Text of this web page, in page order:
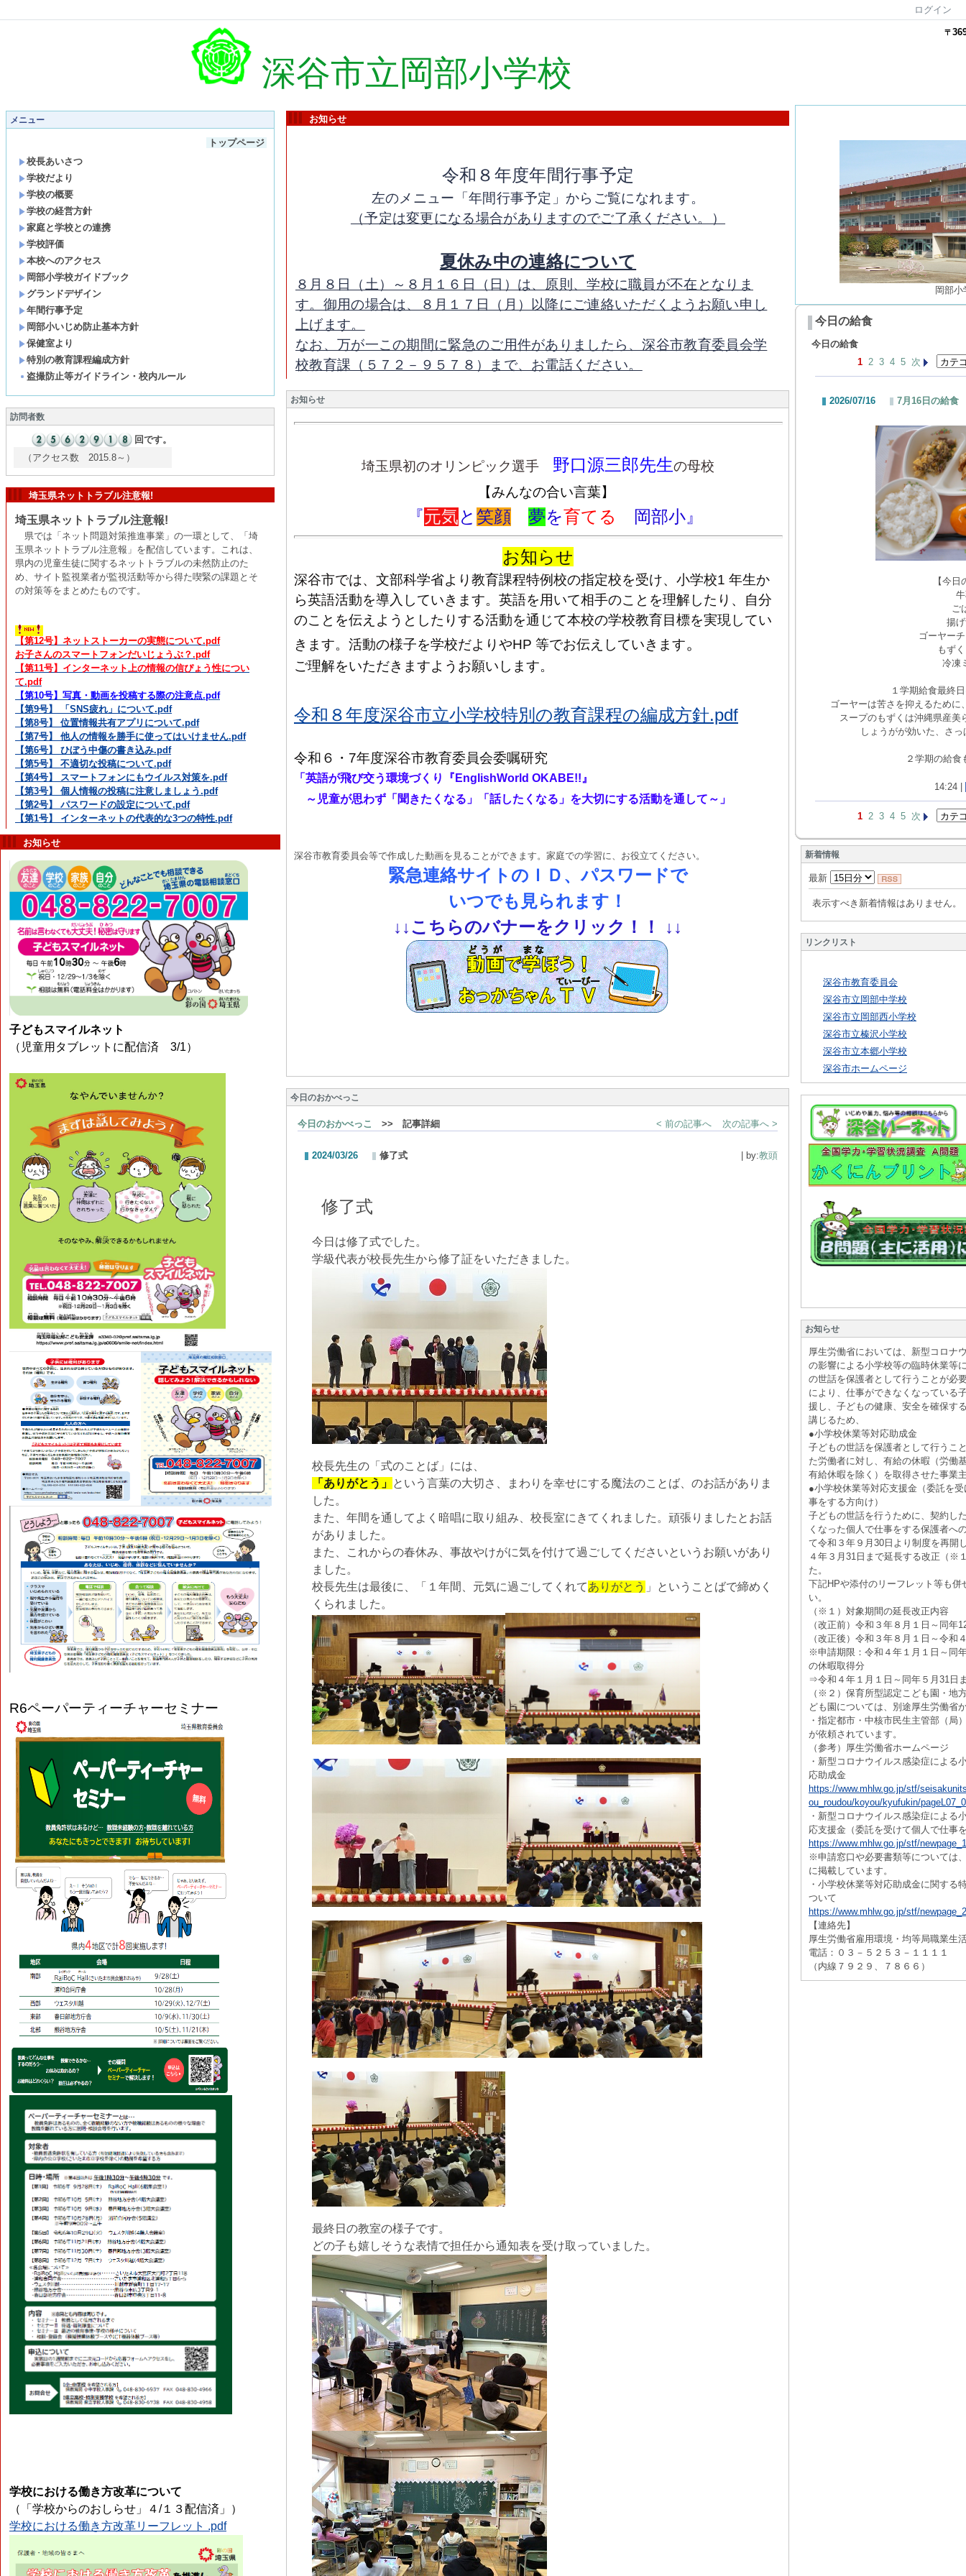
ログイン
深谷市立岡部小学校
〒
メニュー
トップページ
校長あいさつ
学校だより
学校の概要
学校の経営方針
家庭と学校との連携
学校評価
本校へのアクセス
岡部小学校ガイドブック
グランドデザイン
年間行事予定
岡部小いじめ防止基本方針
保健室より
特別の教育課程編成方針
盗撮防止等ガイドライン・校内ルール
訪問者数
回です。
（アクセス数 2015.8～）
埼玉県ネットトラブル注意報!
埼玉県ネットトラブル注意報!
県では「ネット問題対策推進事業」の一環として、「埼
玉県ネットトラブル注意報」を配信しています。これは、
県内の児童生徒に関するネットトラブルの未然防止のた
め、サイト監視業者が監視活動等から得た喫緊の課題とそ
の対策等をまとめたものです。
【第12号】ネットストーカーの実態について.pdf
お子さんのスマートフォンだいじょうぶ？.pdf
【第11号】インターネット上の情報の信ぴょう性につい
て.pdf
【第10号】写真・動画を投稿する際の注意点.pdf
【第9号】 「SNS疲れ」について.pdf
【第8号】 位置情報共有アプリについて.pdf
【第7号】 他人の情報を勝手に使ってはいけません.pdf
【第6号】 ひぼう中傷の書き込み.pdf
【第5号】 不適切な投稿について.pdf
【第4号】 スマートフォンにもウイルス対策を.pdf
【第3号】 個人情報の投稿に注意しましょう.pdf
【第2号】 パスワードの設定について.pdf
【第1号】 インターネットの代表的な3つの特性.pdf
お知らせ
子どもスマイルネット
（児童用タブレットに配信済 3/1）
R6ペーパーティーチャーセミナー
学校における働き方改革について
（「学校からのおしらせ」４/１３配信済」）
学校における働き方改革リーフレット .pdf
お知らせ
令和８年度年間行事予定
左のメニュー「年間行事予定」からご覧になれます。
（予定は変更になる場合がありますのでご了承ください。）
夏休み中の連絡について
８月８日（土）～８月１６日（日）は、原則、学校に職員が不在となりま
す。御用の場合は、８月１７日（月）以降にご連絡いただくようお願い申し
上げます。
なお、万が一この期間に緊急のご用件がありましたら、深谷市教育委員会学
校教育課（５７２－９５７８）まで、お電話ください。
お知らせ
埼玉県初のオリンピック選手 野口源三郎先生の母校
【みんなの合い言葉】
『元気と 笑顔 夢を育てる 岡部小』
お知らせ
深谷市では、文部科学省より教育課程特例校の指定校を受け、小学校1 年生か
ら英語活動を導入していきます。英語を用いて相手のことを理解したり、自分
のことを伝えようとしたりする活動を通じて本校の学校教育目標を実現してい
きます。活動の様子を学校だよりやHP 等でお伝えしていきます。
ご理解をいただきますようお願いします。
令和８年度深谷市立小学校特別の教育課程の編成方針.pdf
令和６・7年度深谷市教育委員会委嘱研究
「英語が飛び交う環境づくり『 EnglishWorld OKABE!!』
～児童が思わず「聞きたくなる」「話したくなる」を大切にする活動を通して～」
深谷市教育委員会等で作成した動画を見ることができます。家庭での学習に、お役立てください。
緊急連絡サイトのＩＤ、パスワードで
いつでも見られます！
↓ ↓こちらのバナーをクリック！！ ↓ ↓
今日のおかべっこ
今日のおかべっこ >> 記事詳細 < 前の記事へ 次の記事へ >
2024/03/26 修了式 | by:教頭
修了式
今日は修了式でした。
学級代表が校長先生から修了証をいただきました。
校長先生の「式のことば」には、
「ありがとう」 という言葉の大切さ、まわりを幸せにする魔法のことば、のお話がありま
した。
また、年間を通してよく暗唱に取り組み、校長室にきてくれました。頑張りましたとお話
がありました。
また、これからの春休み、事故やけがに気を付けて過ごしてくださいというお願いがあり
ました。
校長先生は最後に、「１年間、元気に過ごしてくれてありがとう 」ということばで締めく
くられました。
最終日の教室の様子です。
どの子も嬉しそうな表情で担任から通知表を受け取っていました。
岡部小
今日の給食
今日の給食
1 2 3 4 5 次
2026/07/16 7月16日の給食
【今日
ご
揚
ゴーヤー
もず
冷凍
１学期給食最終
ゴーヤーは苦さを抑えるため
スープのもずくは沖縄県産美
しょうがが効いた、さ
２学期の給食
14:24 |
1 2 3 4 5 次
新着情報
最新
表示すべき新着情報はありません。
リンクリスト
深谷市教育委員会
深谷市立岡部中学校
深谷市立岡部西小学校
深谷市立榛沢小学校
深谷市立本郷小学校
深谷市ホームページ
お知らせ
厚生労働省においては、新型コロナ
の影響による小学校等の臨時休業等
の世話を保護者として行うことが必
により、仕事ができなくなっている
援し、子どもの健康、安全を確保す
講じるため、
●小学校休業等対応助成金
子どもの世話を保護者として行うこ
た労働者に対し、有給の休暇（労働
有給休暇を除く）を取得させた事業
●小学校休業等対応支援金（委託を
事をする方向け）
子どもの世話を行うために、契約し
くなった個人で仕事をする保護者へ
て令和３年９月30日より制度を再開
４年３月31日まで延長する改正（※
た。
下記HPや添付のリーフレット等も併
い。
（※１）対象期間の延長改正内容
（改正前）令和３年８月１日～同年
（改正後）令和３年８月１日～令和
※申請期限：令和４年１月１日～同
の休暇取得分
⇒令和４年１月１日～同年５月31日
（※２）保育所型認定こども園・地
ども園については、別途厚生労働省
・指定都市・中核市民生主管部（局
が依頼されています。
（参考）厚生労働省ホームページ
・新型コロナウイルス感染症による
応助成金
https://www.mhlw.go.jp/stf/
ou_roudou/koyou/kyufukin/
・新型コロナウイルス感染症による
応支援金（委託を受けて個人で仕事
https://www.mhlw.go.jp/stf/
※申請窓口や必要書類等については
に掲載しています。
・小学校休業等対応助成金に関する
ついて
https://www.mhlw.go.jp/stf/
【連絡先】
厚生労働省雇用環境・均等局職業生
電話：０３－５２５３－１１１１
（内線７９２９、７８６６）